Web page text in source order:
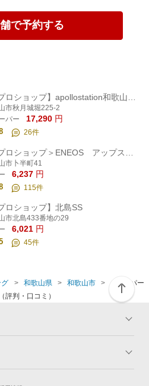
で予約する
市秋月城堀225-2
パー
17,290 円
26件
市卜半町41
6,237 円
115件
ロショップ】北島SS
市北島433番地の29
6,021 円
45件
和歌山県 和歌山市
【キーパー
判・口コミ）